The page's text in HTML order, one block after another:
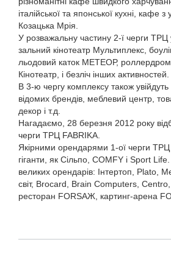
італійської та японської кухні, кафе
Козацька Мрія.
У розважальну частину 2-ї черги ТРЦ
зальний кінотеатр Мультиплекс,
льодовий каток МЕТЕОР,
Кінотеатр, і безліч інших активностей.
В 3-ю чергу комплексу також
відомих брендів, меблевий центр,
декор і т.д.
Нагадаємо, 28 березня 2012 року
черги ТРЦ FABRIKA.
Якірними орендарями 1-ої черги ТРЦ
гіганти, як Сільпо, COMFY і Sport
великих орендарів: Інтертоп, Plato,
світ, Brocard, Brain Computers,
ресторан FORSAЖ, картинг-арена